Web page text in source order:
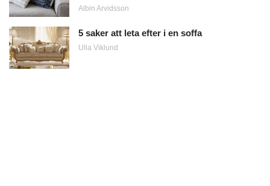
Albin Arvidsson
5 saker att leta efter i en soffa
Ulla Viklund